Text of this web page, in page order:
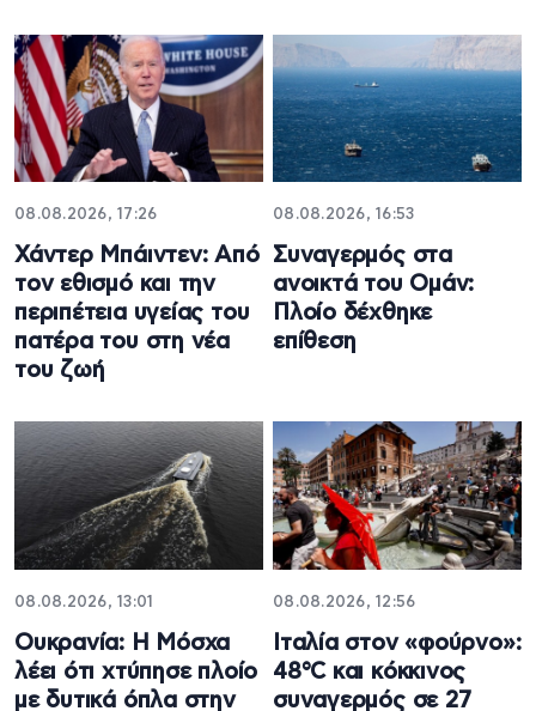
08.08.2026, 17:26
Χάντερ Μπάιντεν: Από
τον εθισμό και την
περιπέτεια υγείας του
πατέρα του στη νέα
του ζωή
08.08.2026, 16:53
Συναγερμός στα
ανοικτά του Ομάν:
Πλοίο δέχθηκε
επίθεση
08.08.2026, 13:01
Ουκρανία: Η Μόσχα
λέει ότι χτύπησε πλοίο
με δυτικά όπλα στην
08.08.2026, 12:56
Ιταλία στον «φούρνο»:
48°C και κόκκινος
συναγερμός σε 27